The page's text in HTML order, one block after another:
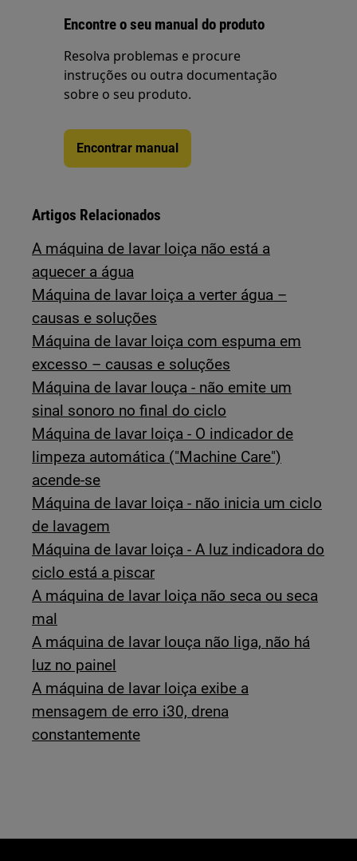
Encontre o seu manual do produto
Resolva problemas e procure
instruções ou outra documentação
sobre o seu produto.
Encontrar manual
Artigos Relacionados
A máquina de lavar loiça não está a
aquecer a água
Máquina de lavar loiça a verter água –
causas e soluções
Máquina de lavar loiça com espuma em
excesso – causas e soluções
Máquina de lavar louça - não emite um
sinal sonoro no final do ciclo
Máquina de lavar loiça - O indicador de
limpeza automática ("Machine Care")
acende-se
Máquina de lavar loiça - não inicia um ciclo
de lavagem
Máquina de lavar loiça - A luz indicadora do
ciclo está a piscar
A máquina de lavar loiça não seca ou seca
mal
A máquina de lavar louça não liga, não há
luz no painel
A máquina de lavar loiça exibe a
mensagem de erro i30, drena
constantemente